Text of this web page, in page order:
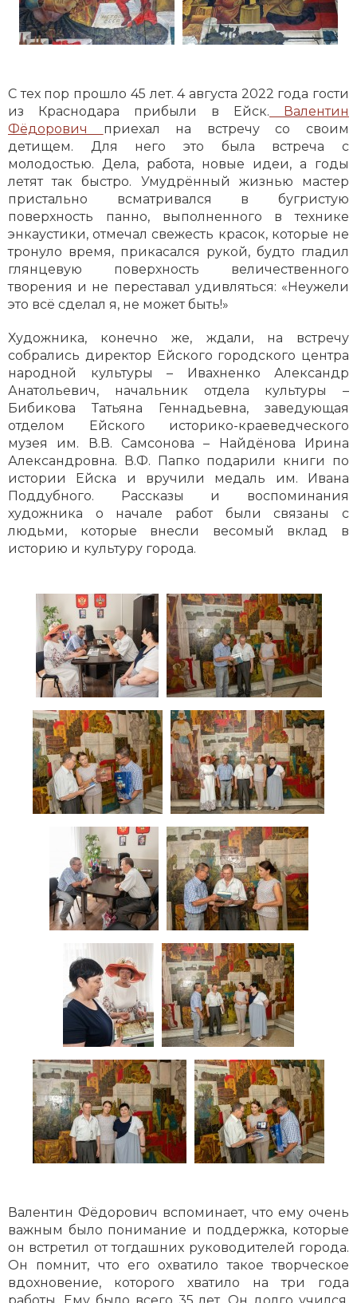
С тех пор прошло 45 лет. 4 августа 2022 года гости
из Краснодара прибыли в Ейск. Валентин
Фёдорович приехал на встречу со своим
детищем. Для него это была встреча с
молодостью. Дела, работа, новые идеи, а годы
летят так быстро. Умудрённый жизнью мастер
пристально всматривался в бугристую
поверхность панно, выполненного в технике
энкаустики, отмечал свежесть красок, которые не
тронуло время, прикасался рукой, будто гладил
глянцевую поверхность величественного
творения и не переставал удивляться: «Неужели
это всё сделал я, не может быть!»
Художника, конечно же, ждали, на встречу
собрались директор Ейского городского центра
народной культуры – Ивахненко Александр
Анатольевич, начальник отдела культуры –
Бибикова Татьяна Геннадьевна, заведующая
отделом Ейского историко-краеведческого
музея им. В.В. Самсонова – Найдёнова Ирина
Александровна. В.Ф. Папко подарили книги по
истории Ейска и вручили медаль им. Ивана
Поддубного. Рассказы и воспоминания
художника о начале работ были связаны с
людьми, которые внесли весомый вклад в
историю и культуру города.
Валентин Фёдорович вспоминает, что ему очень
важным было понимание и поддержка, которые
он встретил от тогдашних руководителей города.
Он помнит, что его охватило такое творческое
вдохновение, которого хватило на три года